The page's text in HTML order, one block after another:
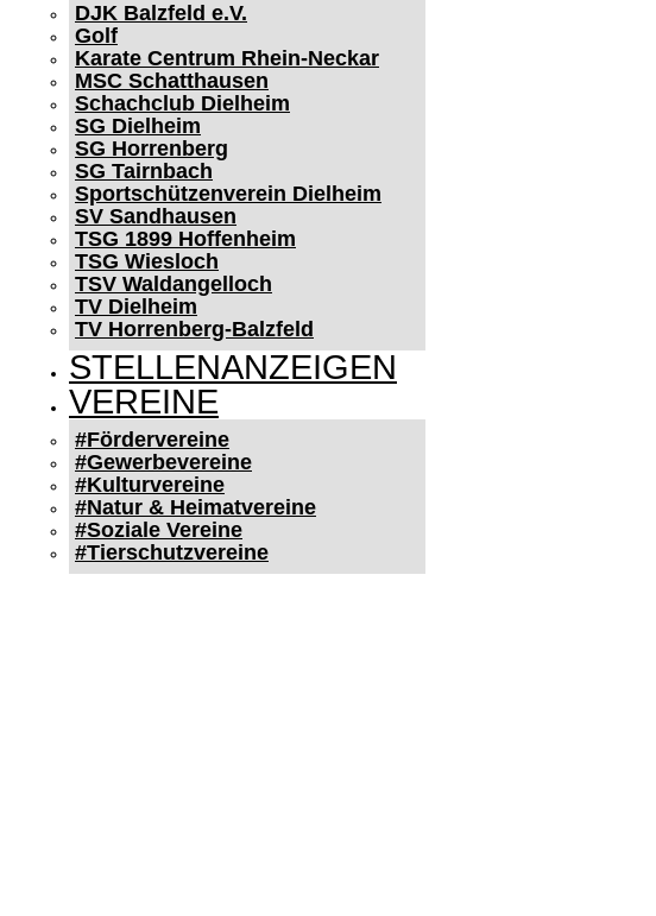
DJK Balzfeld e.V.
Golf
Karate Centrum Rhein-Neckar
MSC Schatthausen
Schachclub Dielheim
SG Dielheim
SG Horrenberg
SG Tairnbach
Sportschützenverein Dielheim
SV Sandhausen
TSG 1899 Hoffenheim
TSG Wiesloch
TSV Waldangelloch
TV Dielheim
TV Horrenberg-Balzfeld
STELLENANZEIGEN
VEREINE
#Fördervereine
#Gewerbevereine
#Kulturvereine
#Natur & Heimatvereine
#Soziale Vereine
#Tierschutzvereine